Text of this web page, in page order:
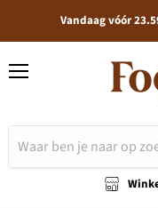
Vandaag vóór